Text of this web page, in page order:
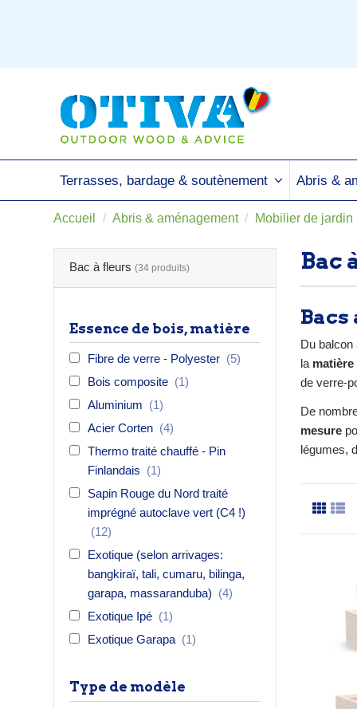
Terrasses, bardage & soutènement Abris &
Accueil Abris & aménagement Mobilier de jardin
Bac
Du balcon
la matière
de verre-
De
mesure
légumes,
Bac à fleurs (34 produits)
Essence de bois, matière
Fibre de verre - Polyester (5)
Bois composite (1)
Aluminium (1)
Acier Corten (4)
Thermo traité chauffé - Pin
Finlandais (1)
Sapin Rouge du Nord traité
imprégné autoclave vert (C4 !)
(12)
Exotique (selon arrivages:
bangkiraï, tali, cumaru, bilinga,
garapa, massaranduba) (4)
Exotique Ipé (1)
Exotique Garapa (1)
Type de modèle